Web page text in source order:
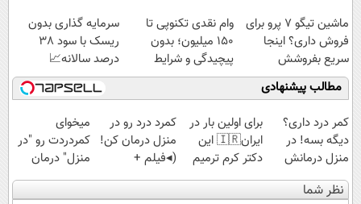
فوق‌العاده)
ماشین تیگو 7 پرو برای
فروش داری؟ اینجا
سریع بفروشش
وام نقدی تکنوپی تا
۱۵۰ میلیون؛ بدون
پیچیدگی و شرایط
سخت
سرمایه گذاری بدون
ریسک با سود 38
درصد سالانه📈
مطالب پیشنهادی
کمر درد داری؟
دیگه بسه! در
منزل درمانش
کن
(◀پرسش‌نامه)
برای اولین بار در
ایران🇮🇷 این
دکتر کرم ترمیم
کننده 23 روزه
ساخت!
کمرد درد رو در
منزل درمان کن!
(◂فیلم +
پرسش‌نامه)
میخوای
کمردردت رو "در
منزل" درمان
کنی؟ (◂فیلم +
◂پرسش‌نامه)
نظر شما